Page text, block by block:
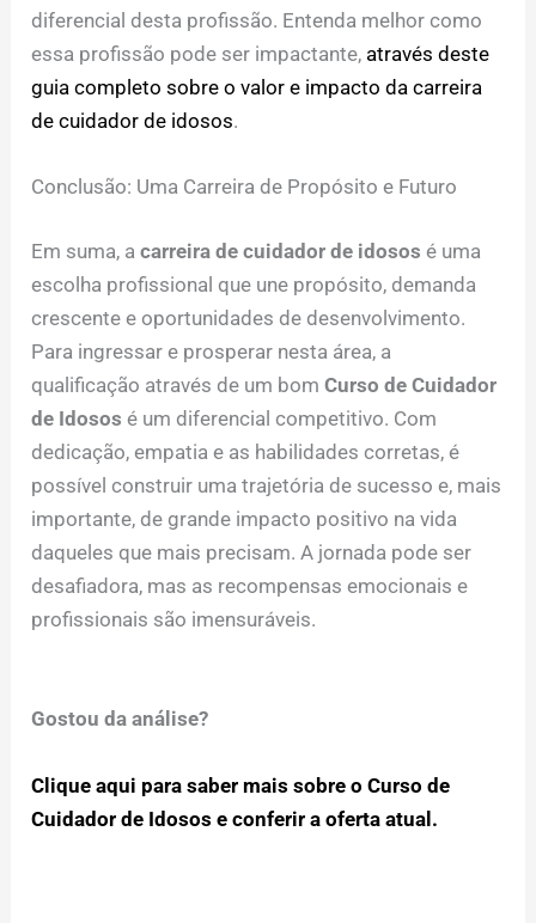
diferencial desta profissão. Entenda melhor como
essa profissão pode ser impactante, através deste
guia completo sobre o valor e impacto da carreira
de cuidador de idosos.
Conclusão: Uma Carreira de Propósito e Futuro
Em suma, acarreira de cuidador de idosos é uma
escolha profissional que une propósito, demanda
crescente e oportunidades de desenvolvimento.
Para ingressar e prosperar nesta área, a
qualificação através de um bomCurso de Cuidador
de Idosos é um diferencial competitivo. Com
dedicação, empatia e as habilidades corretas, é
possível construir uma trajetória de sucesso e, mais
importante, de grande impacto positivo na vida
daqueles que mais precisam. A jornada pode ser
desafiadora, mas as recompensas emocionais e
profissionais são imensuráveis.
Gostou da análise?
Clique aqui para saber mais sobre o Curso de
Cuidador de Idosos e conferir a oferta atual.